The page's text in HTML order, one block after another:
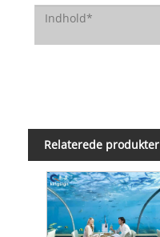
Relaterede produkter